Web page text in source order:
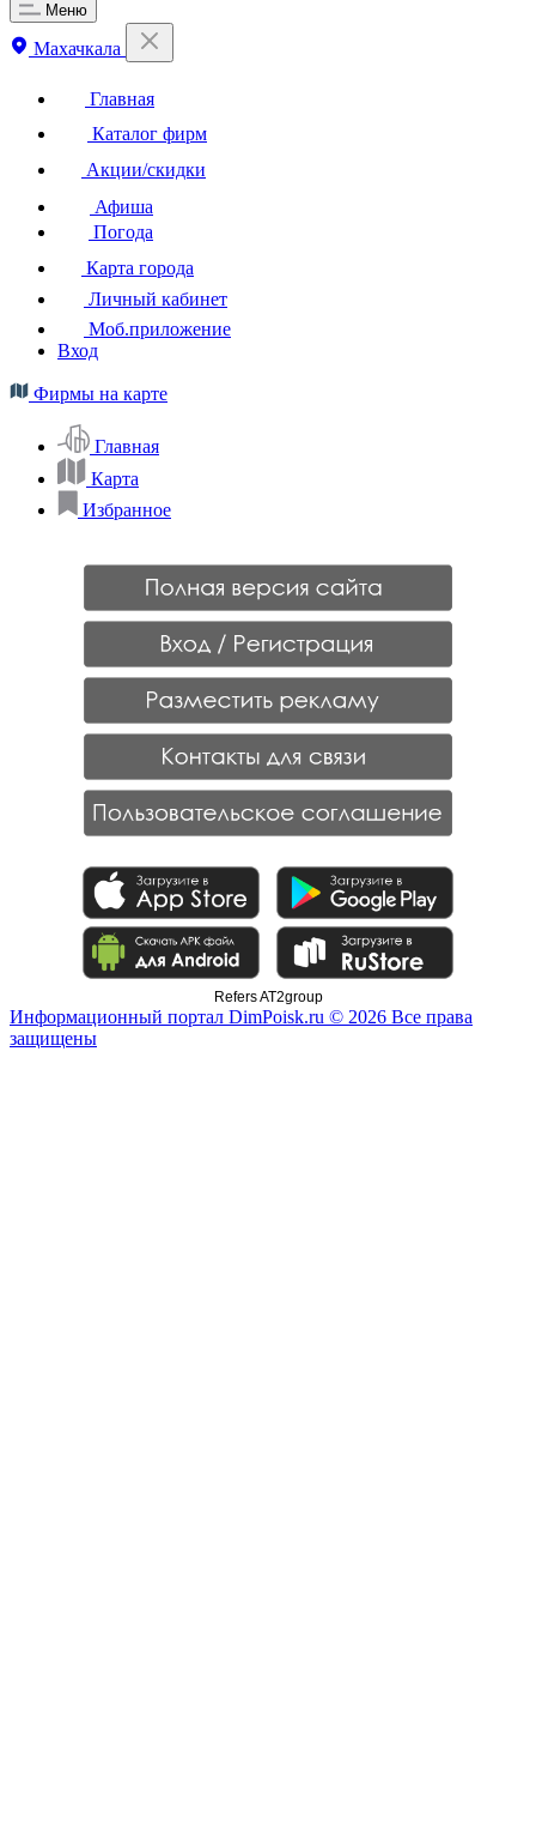
Меню
Махачкала
Главная
Каталог фирм
Акции/скидки
Афиша
Погода
Карта города
Личный кабинет
Моб.приложение
Вход
Фирмы на карте
Главная
Карта
Избранное
Refers AT2group
Информационный портал DimPoisk.ru © 2026 Все права
защищены